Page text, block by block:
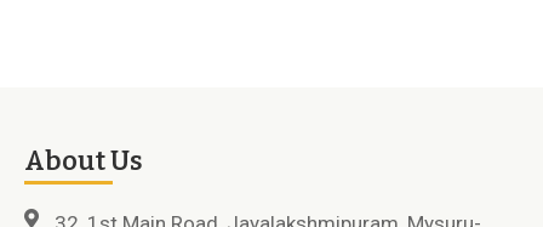
About Us